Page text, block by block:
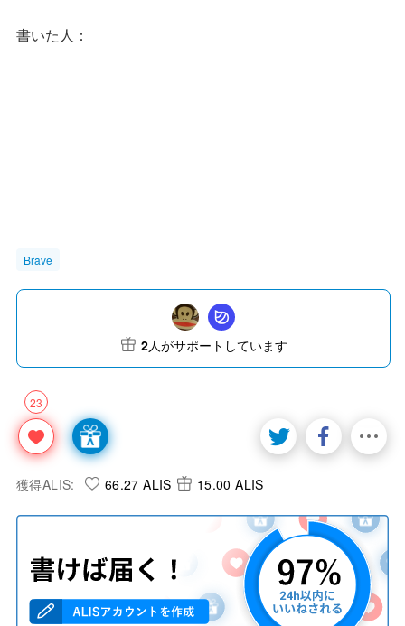
書いた人：
Brave
23
2人がサポートしています
獲得ALIS: 66.27 ALIS 15.00 ALIS